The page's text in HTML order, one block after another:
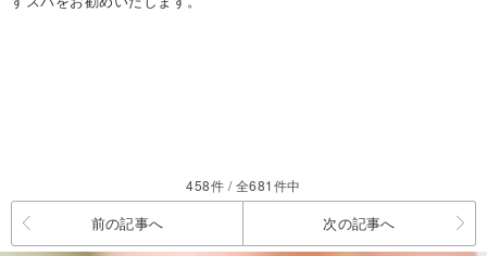
458件 / 全681件中
前の記事へ 次の記事へ